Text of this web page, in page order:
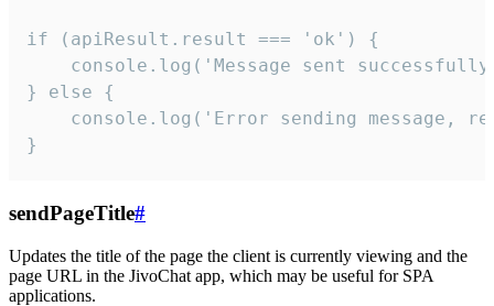
if (apiResult.result === 'ok') {
console.log('Message sent
} else {
console.log('Error sending message,
}
sendPageTitle#
Updates the title of the page the client is currently viewing and the
page URL in the JivoChat app, which may be useful for SPA
applications.